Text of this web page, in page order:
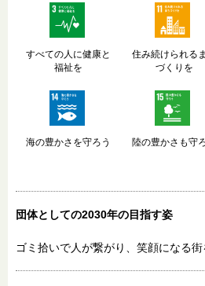
すべての人に健康と
福祉を
住み続けられる
づくりを
海の豊かさを守ろう 陸の豊かさも守
団体としての2030年の目指す姿
ゴミ拾いで人が繋がり、笑顔になる街